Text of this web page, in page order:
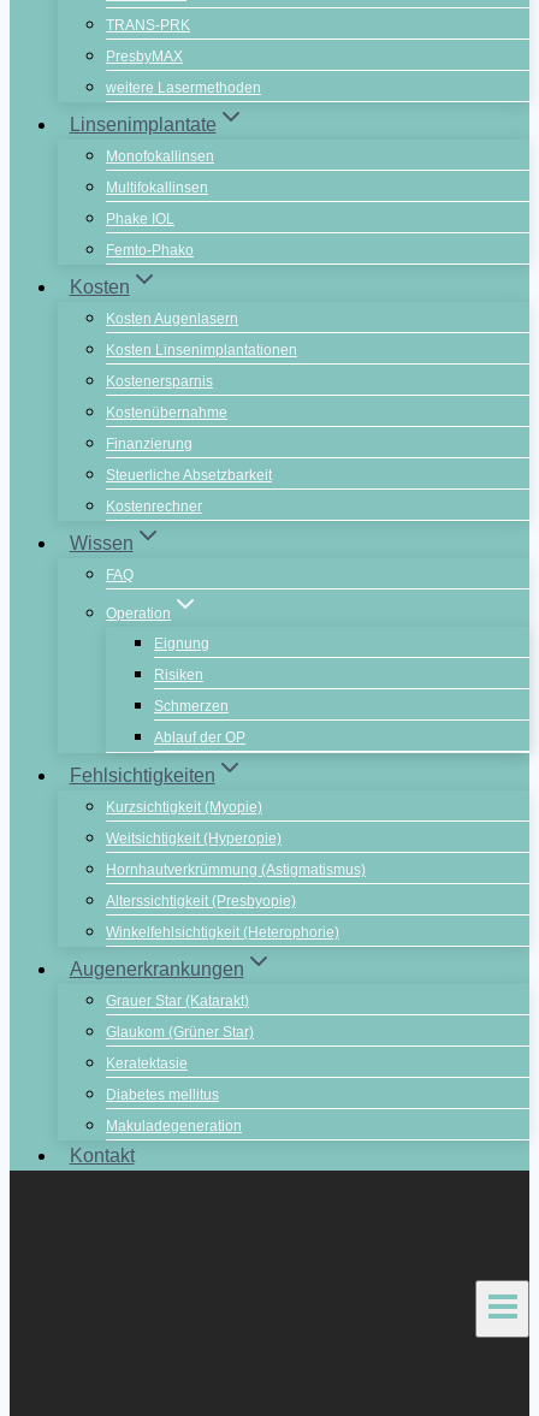
TRANS-PRK
PresbyMAX
weitere Lasermethoden
Linsenimplantate
Monofokallinsen
Multifokallinsen
Phake IOL
Femto-Phako
Kosten
Kosten Augenlasern
Kosten Linsenimplantationen
Kostenersparnis
Kostenübernahme
Finanzierung
Steuerliche Absetzbarkeit
Kostenrechner
Wissen
FAQ
Operation
Eignung
Risiken
Schmerzen
Ablauf der OP
Fehlsichtigkeiten
Kurzsichtigkeit (Myopie)
Weitsichtigkeit (Hyperopie)
Hornhautverkrümmung (Astigmatismus)
Alterssichtigkeit (Presbyopie)
Winkelfehlsichtigkeit (Heterophorie)
Augenerkrankungen
Grauer Star (Katarakt)
Glaukom (Grüner Star)
Keratektasie
Diabetes mellitus
Makuladegeneration
Kontakt